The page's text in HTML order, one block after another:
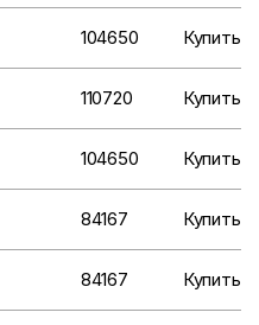
104650 Купить
110720 Купить
104650 Купить
84167 Купить
84167 Купить